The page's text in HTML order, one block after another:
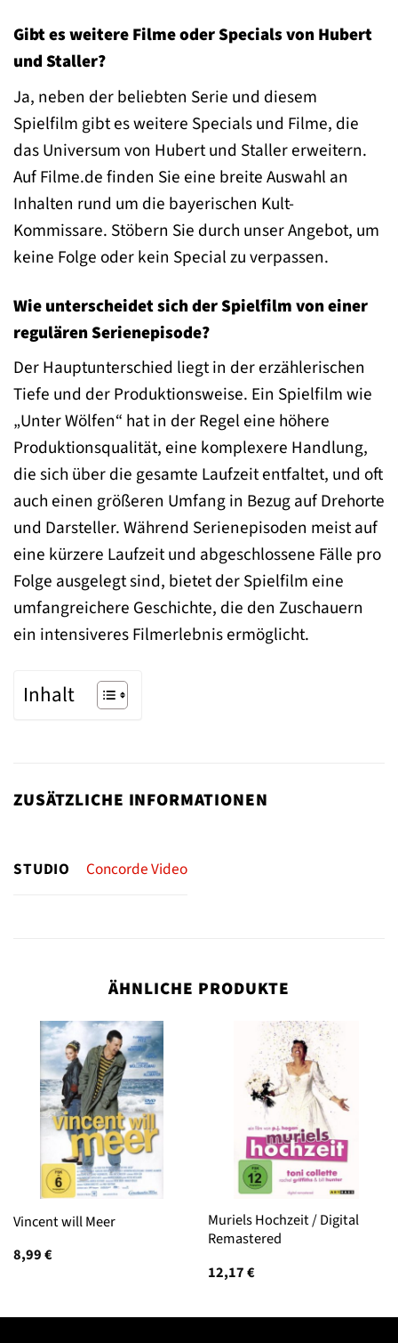
Gibt es weitere Filme oder Specials von Hubert
und Staller?
Ja, neben der beliebten Serie und diesem
Spielfilm gibt es weitere Specials und Filme, die
das Universum von Hubert und Staller erweitern.
Auf Filme.de finden Sie eine breite Auswahl an
Inhalten rund um die bayerischen Kult-
Kommissare. Stöbern Sie durch unser Angebot, um
keine Folge oder kein Special zu verpassen.
Wie unterscheidet sich der Spielfilm von einer
regulären Serienepisode?
Der Hauptunterschied liegt in der erzählerischen
Tiefe und der Produktionsweise. Ein Spielfilm wie
„Unter Wölfen“ hat in der Regel eine höhere
Produktionsqualität, eine komplexere Handlung,
die sich über die gesamte Laufzeit entfaltet, und oft
auch einen größeren Umfang in Bezug auf Drehorte
und Darsteller. Während Serienepisoden meist auf
eine kürzere Laufzeit und abgeschlossene Fälle pro
Folge ausgelegt sind, bietet der Spielfilm eine
umfangreichere Geschichte, die den Zuschauern
ein intensiveres Filmerlebnis ermöglicht.
Inhalt
ZUSÄTZLICHE INFORMATIONEN
STUDIO Concorde Video
ÄHNLICHE PRODUKTE
Vincent will Meer
8,99€
Muriels Hochzeit / Digital
Remastered
12,17€